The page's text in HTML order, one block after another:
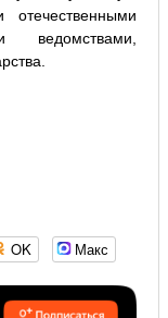
отечественными
ведомствами,
OK Макс